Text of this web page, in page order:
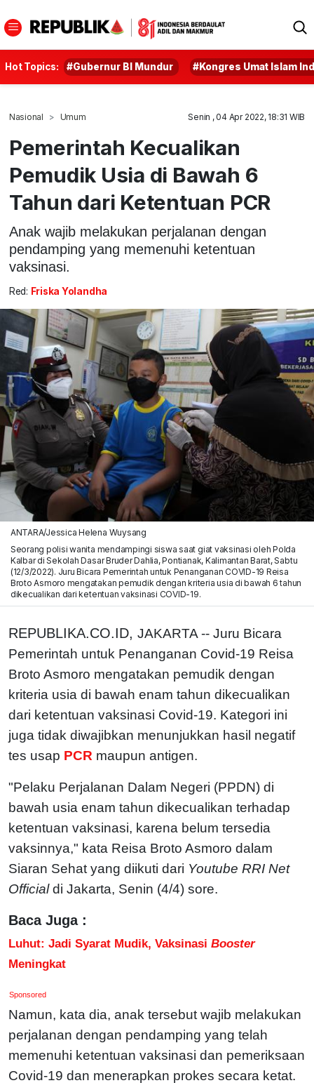
Hot Topics: #Gubernur BI Mundur #Kongres Umat Islam
Nasional Umum Senin , 04 Apr 2022, 18:31 WIB
Pemerintah Kecualikan
Pemudik Usia di Bawah 6
Tahun dari Ketentuan PCR
Anak wajib melakukan perjalanan dengan
pendamping yang memenuhi ketentuan
vaksinasi.
Red: Friska Yolandha
ANTARA/Jessica Helena Wuysang
Seorang polisi wanita mendampingi siswa saat giat vaksinasi oleh Polda
Kalbar di Sekolah Dasar Bruder Dahlia, Pontianak, Kalimantan Barat, Sabtu
(12/3/2022). Juru Bicara Pemerintah untuk Penanganan COVID-19 Reisa
Broto Asmoro mengatakan pemudik dengan kriteria usia di bawah 6 tahun
dikecualikan dari ketentuan vaksinasi COVID-19.
REPUBLIKA.CO.ID, JAKARTA -- Juru Bicara
Pemerintah untuk Penanganan Covid-19 Reisa
Broto Asmoro mengatakan pemudik dengan
kriteria usia di bawah enam tahun dikecualikan
dari ketentuan vaksinasi Covid-19. Kategori ini
juga tidak diwajibkan menunjukkan hasil negatif
tes usap PCR maupun antigen.
"Pelaku Perjalanan Dalam Negeri (PPDN) di
bawah usia enam tahun dikecualikan terhadap
ketentuan vaksinasi, karena belum tersedia
vaksinnya," kata Reisa Broto Asmoro dalam
Siaran Sehat yang diikuti dari Youtube RRI Net
Officialdi Jakarta, Senin (4/4) sore.
Baca Juga :
Luhut: Jadi Syarat Mudik, Vaksinasi Booster
Meningkat
Sponsored
Namun, kata dia, anak tersebut wajib melakukan
perjalanan dengan pendamping yang telah
memenuhi ketentuan vaksinasi dan pemeriksaan
Covid-19 dan menerapkan prokes secara ketat.